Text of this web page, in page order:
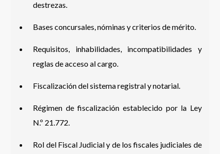
destrezas.
Bases concursales, nóminas y criterios de mérito.
Requisitos, inhabilidades, incompatibilidades y
reglas de acceso al cargo.
Fiscalización del sistema registral y notarial.
Régimen de fiscalización establecido por la Ley
N.º 21.772.
Rol del Fiscal Judicial y de los fiscales judiciales de